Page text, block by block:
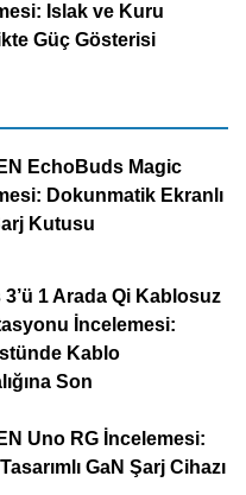
Islak ve Kuru
Güç Gösterisi
EchoBuds Magic
Dokunmatik Ekranlı
Kutusu
3’ü 1 Arada Qi Kablosuz
İncelemesi:
Kablo
Son
Uno RG İncelemesi:
GaN Şarj Cihazı